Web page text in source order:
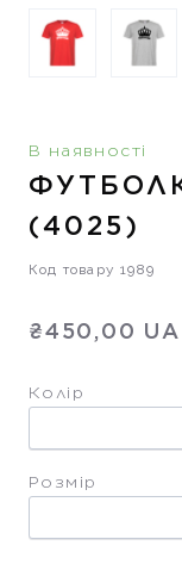
В наявності
(4025)
Код товару 1989
₴450,00
Колір
Розмір